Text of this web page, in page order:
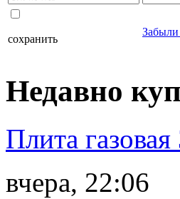
сохранить
Забыли
Недавно
Плита
вчера, 22:06